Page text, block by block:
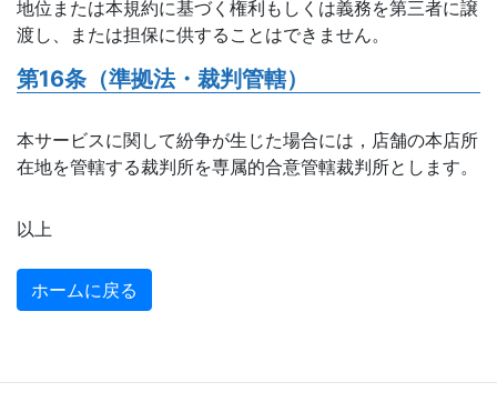
地位または本規約に基づく権利もしくは義務を第三者に譲
渡し、または担保に供することはできません。
第16条（準拠法・裁判管轄）
本サービスに関して紛争が生じた場合には，店舗の本店所
在地を管轄する裁判所を専属的合意管轄裁判所とします。
以上
ホームに戻る